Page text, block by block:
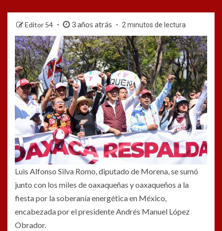
Editor 54 3 años atrás 2 minutos de lectura
Luis Alfonso Silva Romo, diputado de Morena, se sumó
junto con los miles de oaxaqueñas y oaxaqueños a la
fiesta por la soberanía energética en México,
encabezada por el presidente Andrés Manuel López
Obrador.